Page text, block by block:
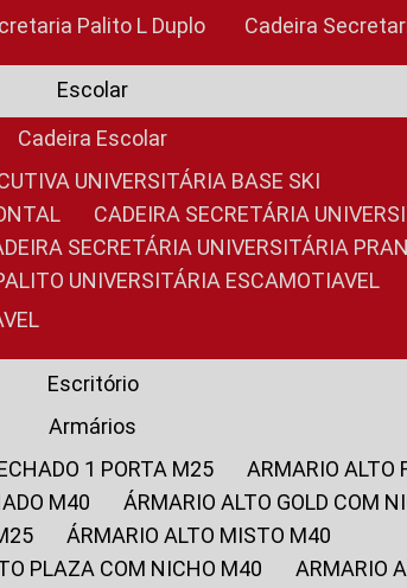
Palito L Duplo Cadeira
Escolar
Cadeira Escolar
UNIVERSITÁRIA BASE SKI
CADEIRA SECRETÁRIA
SECRETÁRIA UNIVERSITÁRIA
UNIVERSITÁRIA ESCAMOTIAVEL
Escritório
Armários
1 PORTA M25
ARMARIO
M40
ÁRMARIO ALTO GOLD COM
ÁRMARIO ALTO MISTO M40
PLAZA COM NICHO M40
ARMARIO